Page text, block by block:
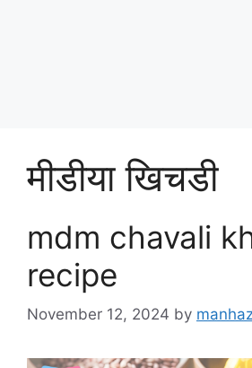
मीडीया खिचडी
mdm chavali
recipe
November 12, 2024 by